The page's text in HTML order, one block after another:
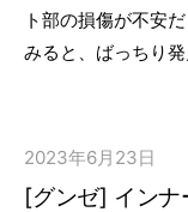
ト部の損傷が不安
みると、ばっちり
2023年6月23日
[グンゼ] イン